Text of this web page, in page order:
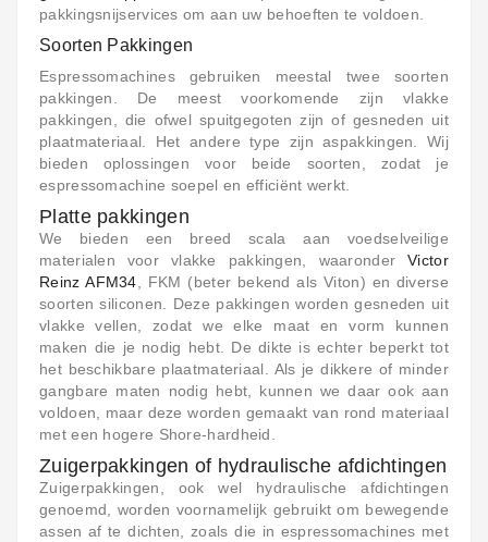
Pakkingen
Maat
pakkingsnijservices om aan uw behoeften te voldoen.
Soorten Pakkingen
Espressomachines gebruiken meestal twee soorten
pakkingen. De meest voorkomende zijn vlakke
pakkingen, die ofwel spuitgegoten zijn of gesneden uit
plaatmateriaal. Het andere type zijn aspakkingen. Wij
bieden oplossingen voor beide soorten, zodat je
espressomachine soepel en efficiënt werkt.
Platte pakkingen
We bieden een breed scala aan voedselveilige
materialen voor vlakke pakkingen, waaronderVictor
Reinz AFM34
FKM (beter bekend als Viton) en diverse
soorten siliconen. Deze pakkingen worden gesneden uit
vlakke vellen, zodat we elke maat en vorm kunnen
maken die je nodig hebt. De dikte is echter beperkt tot
het beschikbare plaatmateriaal. Als je dikkere of minder
gangbare maten nodig hebt, kunnen we daar ook aan
voldoen, maar deze worden gemaakt van rond materiaal
met een hogere Shore-hardheid.
Zuigerpakkingen of hydraulische afdichtingen
Zuigerpakkingen, ook wel hydraulische afdichtingen
genoemd, worden voornamelijk gebruikt om bewegende
assen af te dichten, zoals die in espressomachines met